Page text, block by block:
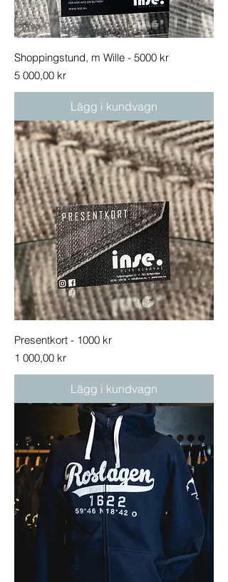
Shoppingstund, m Wille - 5000 kr
Pris
5 000,00 kr
Lägg i kundvagn
Presentkort - 1000 kr
Pris
1 000,00 kr
Lägg i kundvagn